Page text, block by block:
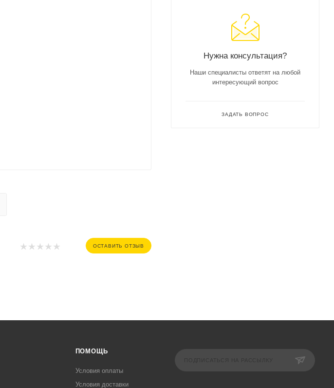
ОСТАВИТЬ ОТЗЫВ
Нужна консультация?
Наши специалисты ответят на любой
интересующий вопрос
ЗАДАТЬ ВОПРОС
ПОМОЩЬ
Условия оплаты
Условия доставки